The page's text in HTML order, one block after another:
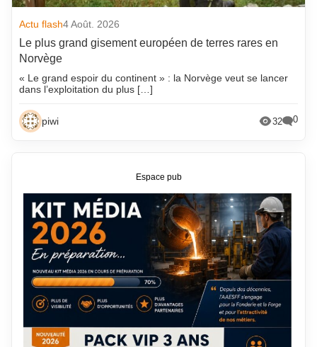
Actu flash4 Août. 2026
Le plus grand gisement européen de terres rares en
Norvège
« Le grand espoir du continent » : la Norvège veut se lancer
dans l’exploitation du plus […]
piwi 32 0
Espace pub